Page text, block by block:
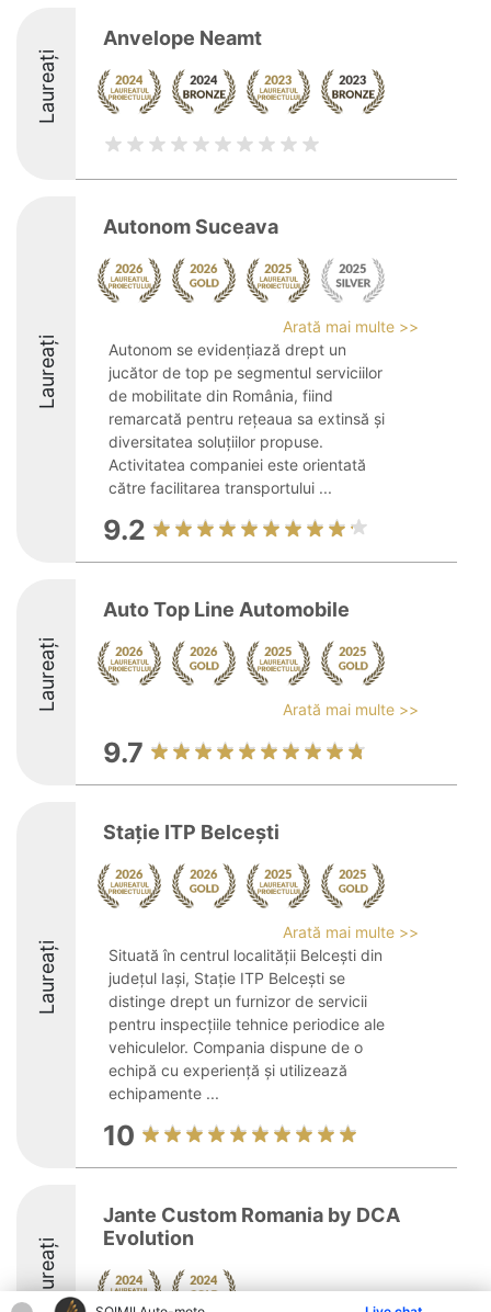
Laureați
Anvelope Neamt
Laureați
Autonom Suceava
Arată mai multe >>
Autonom se evidențiază drept un
jucător de top pe segmentul serviciilor
de mobilitate din România, fiind
remarcată pentru rețeaua sa extinsă și
diversitatea soluțiilor propuse.
Activitatea companiei este orientată
către facilitarea transportului ...
9.2
Laureați
Auto Top Line Automobile
Arată mai multe >>
9.7
Laureați
Staţie ITP Belceşti
Arată mai multe >>
Situată în centrul localității Belcești din
județul Iași, Stație ITP Belcești se
distinge drept un furnizor de servicii
pentru inspecțiile tehnice periodice ale
vehiculelor. Compania dispune de o
echipă cu experiență și utilizează
echipamente ...
10
Laureați
Jante Custom Romania by DCA
Evolution